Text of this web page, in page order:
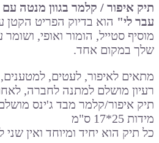
תיק איפור / קלמר בגוון מנטה
עבר לי" הוא בדיוק הפריט הקטן
מוסיף סטייל, הומור ואופי,
שלך במקום אחד.
מתאים לאיפור, לעטים,
רעיון מושלם למתנה לחברה,
תיק איפור/קלמר מבד ג'ינס
מידות 25*17 ס"מ
כל תיק הוא יחיד ומיוחד ואין שני